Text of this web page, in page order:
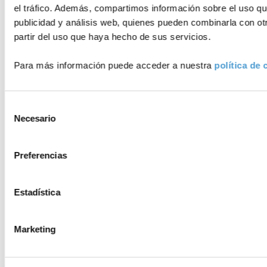
el tráfico. Además, compartimos información sobre el uso
publicidad y análisis web, quienes pueden combinarla con
partir del uso que haya hecho de sus servicios.
Para más información puede acceder a nuestra política de
Necesario
Preferencias
Estadística
Marketing